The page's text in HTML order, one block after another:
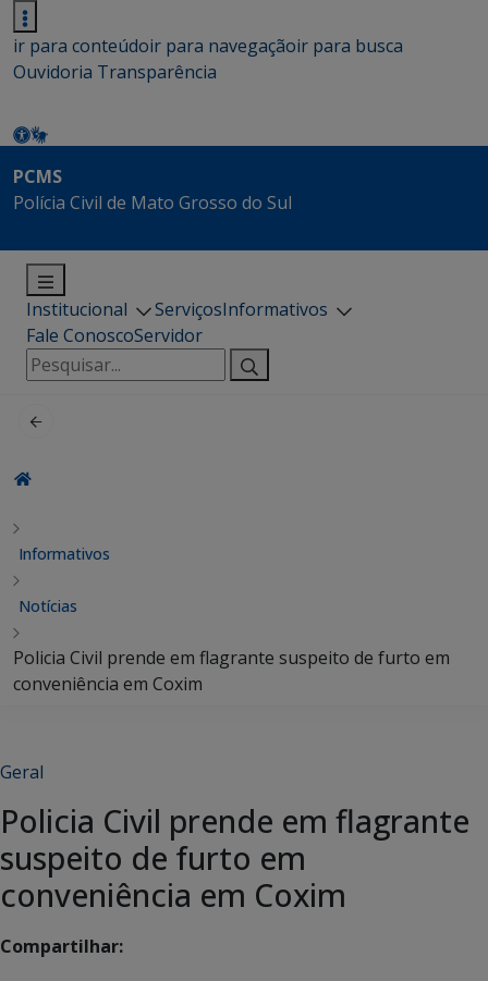
ir para conteúdoir para navegaçãoir para busca
Ouvidoria Transparência
PCMS
Polícia Civil de Mato Grosso do Sul
Institucional ServiçosInformativos
Fale ConoscoServidor
Pesquisar
por:
Informativos
Notícias
Policia Civil prende em flagrante suspeito de furto em
conveniência em Coxim
Geral
Policia Civil prende em flagrante
suspeito de furto em
conveniência em Coxim
Compartilhar: